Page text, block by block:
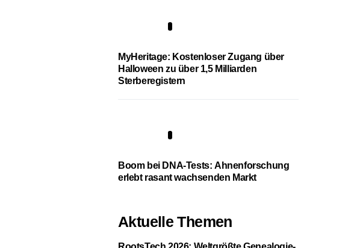
MyHeritage: Kostenloser Zugang über
Halloween zu über 1,5 Milliarden
Sterberegistern
Boom bei DNA-Tests: Ahnenforschung
erlebt rasant wachsenden Markt
Aktuelle Themen